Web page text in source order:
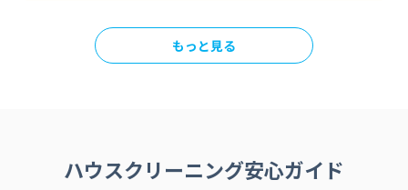
もっと見る
ハウスクリーニング安心ガイド